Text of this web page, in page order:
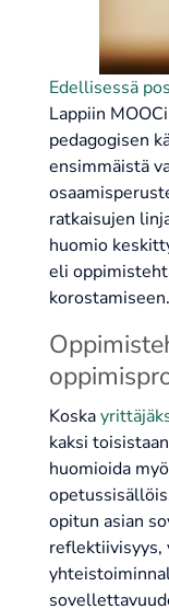
Edellisessä
Lappiin
pedagogisen
ensimmäistä
ratkaisujen
huomio
eli
korostamiseen.
Koska
kaksi
huomioida
opitun asian
reflektiivisyys,